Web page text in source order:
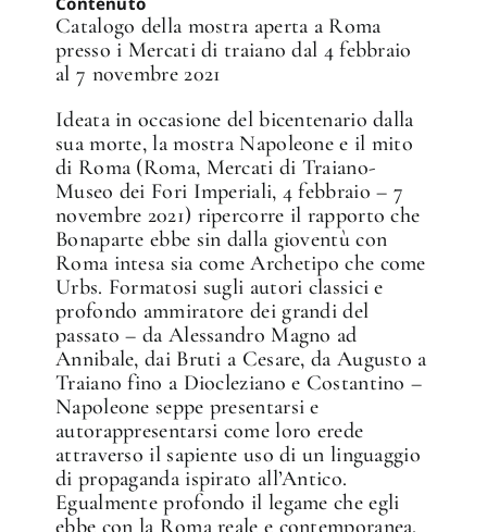
Catalogo della mostra aperta a Roma
presso i Mercati di traiano dal 4 febbraio
al 7 novembre 2021
Ideata in occasione del bicentenario dalla
sua morte, la mostra Napoleone e il mito
di Roma (Roma, Mercati di Traiano-
Museo dei Fori Imperiali, 4 febbraio – 7
novembre 2021) ripercorre il rapporto che
Bonaparte ebbe sin dalla gioventù con
Roma intesa sia come Archetipo che come
Urbs. Formatosi sugli autori classici e
profondo ammiratore dei grandi del
passato – da Alessandro Magno ad
Annibale, dai Bruti a Cesare, da Augusto a
Traiano fino a Diocleziano e Costantino –
Napoleone seppe presentarsi e
autorappresentarsi come loro erede
attraverso il sapiente uso di un linguaggio
di propaganda ispirato all’Antico.
Egualmente profondo il legame che egli
ebbe con la Roma reale e contemporanea.